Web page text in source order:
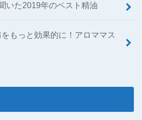
いた2019年のベスト精油
をもっと効果的に！アロママス